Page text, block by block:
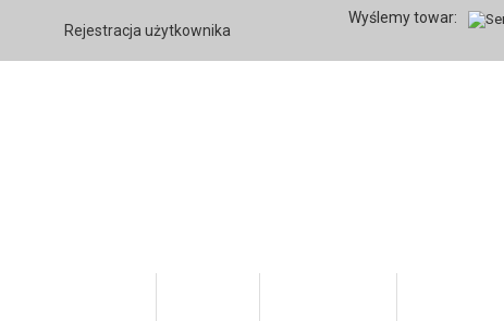
Rejestracja użytkownika
Wyślemy towar: